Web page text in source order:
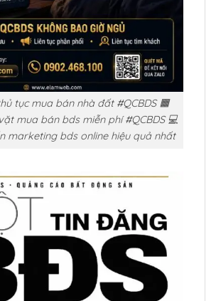
tục mua bán nhà đất #QCBDS 🟧
mua bán bds miễn phí #QCBDS 💻
marketing bds online hiệu quả nhất